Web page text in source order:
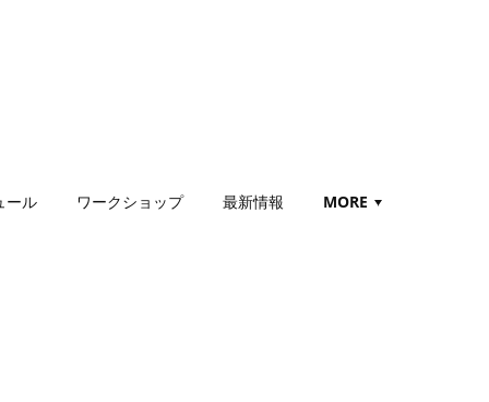
ール ワークショップ 最新情報 MORE